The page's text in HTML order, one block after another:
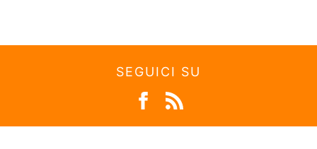
SEGUICI SU